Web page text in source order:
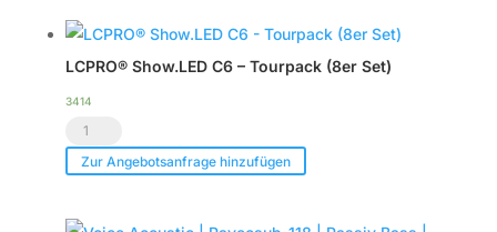
HDSP-
6DA
|
DSP
Endstufe
Case
LCPRO® Show.LED C6 – Tourpack (8er Set)
3414
LCPRO®
Show.LED
-
Zur Angebotsanfrage hinzufügen